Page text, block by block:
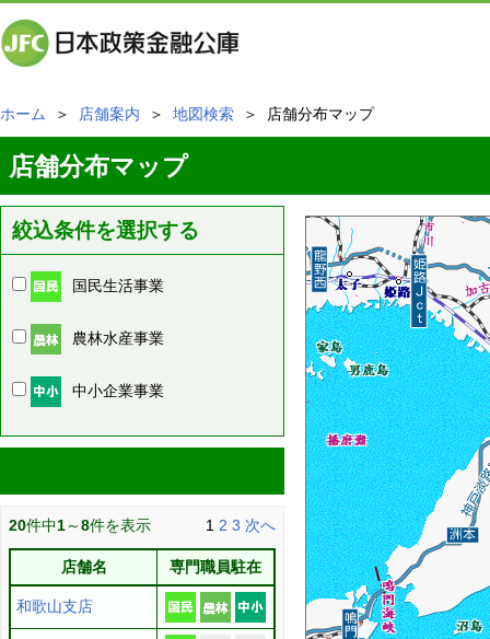
ホーム ＞ 店舗案内 ＞ 地図検索 ＞ 店舗分布マップ
店舗分布マップ
絞込条件を選択する
国民生活事業
農林水産事業
中小企業事業
20件中1～8件を表示 1 2 3 次へ
店舗名 専門職員駐在
和歌山支店